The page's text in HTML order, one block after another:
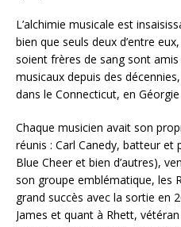
L’alchimie musicale est
bien que seuls deux d’entre
soient frères de sang sont
musicaux depuis des
dans le Connecticut, en
Chaque musicien avait son
réunis : Carl Canedy, batteur et
Blue Cheer et bien d’autres),
son groupe emblématique, les
grand succès avec la sortie en
James et quant à Rhett,